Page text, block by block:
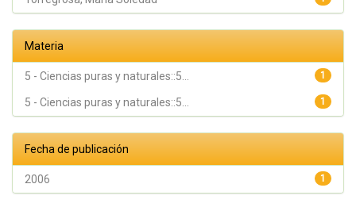
Materia
1
5 - Ciencias puras y naturales::5...
1
5 - Ciencias puras y naturales::5...
Fecha de publicación
1
2006